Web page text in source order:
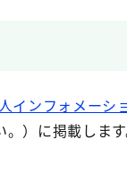
インフォメーシ
）に掲載します